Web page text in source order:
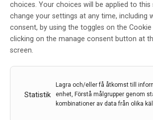
choices. Your choices will be applied to this
change your settings at any time, including
consent, by using the toggles on the Cookie
clicking on the manage consent button at
screen.
Statistik
Lagra och/eller få åtkomst till
enhet, Förstå målgrupper genom
kombinationer av data från olika
Nya säkerhets- och
Biogens MS portfölj
på ACTRIMS-ECTRIMS
Actrims Avonex
Plegridy,Tecfidera Vumerity